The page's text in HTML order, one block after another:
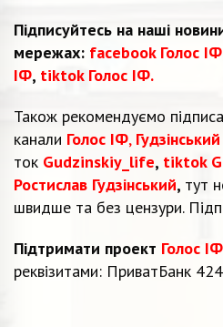
Підписуйтесь на наші
мережах: facebook Голос ІФ
ІФ, tiktok Голос ІФ.
Також рекомендуємо
канали Голос ІФ,
ток Gudzinskiy_life, tiktok
Ростислав Гудзінський, тут
швидше та без цензури.
Підтримати проект Голос ІФ
реквізитами: ПриватБанк